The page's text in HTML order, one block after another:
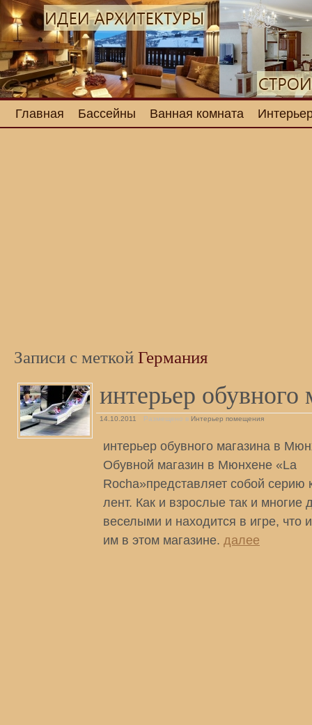
Главная Бассейны Ванная комната
Записи с меткойГермания
интерьер обувного
14.10.2011 Размещено в Интерьер помещения
интерьер обувного магазина в
Обувной магазин в Мюнхене «La
Rocha»представляет собой серию
лент. Как и взрослые так и многие
веселыми и находится в игре, что
им в этом магазине. далее